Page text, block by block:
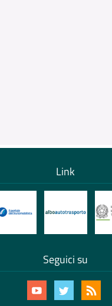
Link
Seguici su